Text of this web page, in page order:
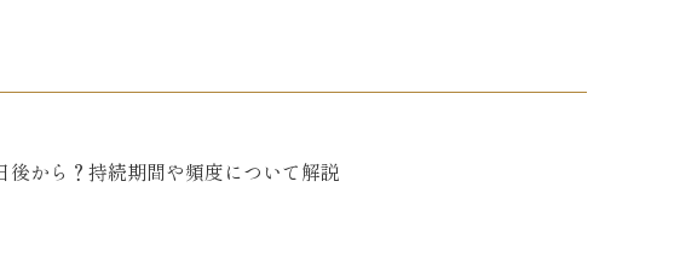
後から？持続期間や頻度について解説